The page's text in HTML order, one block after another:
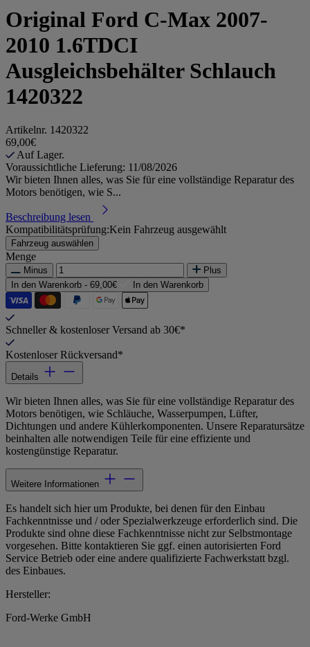
Original Ford C-Max 2007-
2010 1.6TDCI
Ausgleichsbehälter Schlauch
1420322
Artikelnr. 1420322
69,00€
Auf Lager.
Voraussichtliche Lieferung: 11/08/2026
Wir bieten Ihnen alles, was Sie für eine vollständige Reparatur des
Motors benötigen, wie S...
Beschreibung lesen
Kompatibilitätsprüfung:Kein Fahrzeug ausgewählt
Fahrzeug auswählen
Menge
Minus
Plus
In den Warenkorb - 69,00€ In den Warenkorb
Schneller & kostenloser Versand ab 30€*
Kostenloser Rückversand*
Details
Wir bieten Ihnen alles, was Sie für eine vollständige Reparatur des
Motors benötigen, wie Schläuche, Wasserpumpen, Lüfter,
Dichtungen und andere Kühlerkomponenten. Unsere Reparatursätze
beinhalten alle notwendigen Teile für eine effiziente und
kostengünstige Reparatur.
Weitere Informationen
Es handelt sich hier um Produkte, bei denen für den Einbau
Fachkenntnisse und / oder Spezialwerkzeuge erforderlich sind. Die
Produkte sind ohne diese Fachkenntnisse nicht zur Selbstmontage
vorgesehen. Bitte kontaktieren Sie ggf. einen autorisierten Ford
Service Betrieb oder eine andere qualifizierte Fachwerkstatt bzgl.
des Einbaues.
Hersteller:
Ford-Werke GmbH